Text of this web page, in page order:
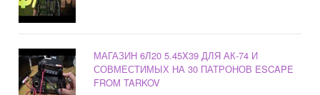
МАГАЗИН 6Л20 5.45X39 ДЛЯ АК-74 И
СОВМЕСТИМЫХ НА 30 ПАТРОНОВ ESCAPE
FROM TARKOV